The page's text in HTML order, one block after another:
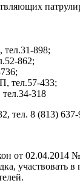
898;
862;
тел.57-433;
318
тел. 8 (813) 637-
от
участвовать